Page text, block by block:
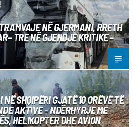
NË GJERMANI, RRETH
TRE NË GJENDJE KRITIKE –
SHQIPËRI GJATË 10 ORËVE TË
AKTIVE – NDËRHYRJE ME
HELIKOPTER DHE AVION